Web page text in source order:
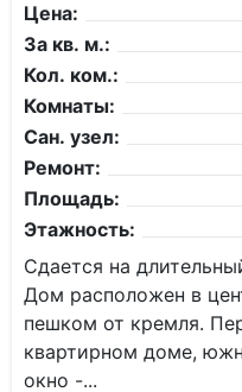
Цена:
За кв. м.:
Кол. ком.:
Комнаты:
Сан. узел:
Ремонт:
Площадь:
Этажность:
Сдается на
Дом расположен в
пешком от кремля.
квартирном доме,
окно -...